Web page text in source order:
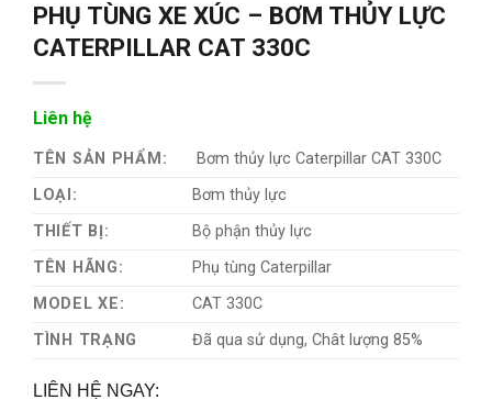
PHỤ TÙNG XE XÚC – BƠM THỦY LỰC
CATERPILLAR CAT 330C
Liên hệ
TÊN SẢN PHẨM:
Bơm thủy lực Caterpillar CAT 330C
LOẠI:
Bơm thủy lực
THIẾT BỊ:
Bộ phận thủy lực
TÊN HÃNG:
Phụ tùng Caterpillar
MODEL XE:
CAT 330C
TÌNH TRẠNG
Đã qua sử dụng, Chât lượng 85%
LIÊN HỆ NGAY: